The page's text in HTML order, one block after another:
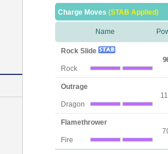
Charge Moves (STAB Applied)
Name
Rock Slide
Rock
Outrage
Dragon
Flamethrower
Fire